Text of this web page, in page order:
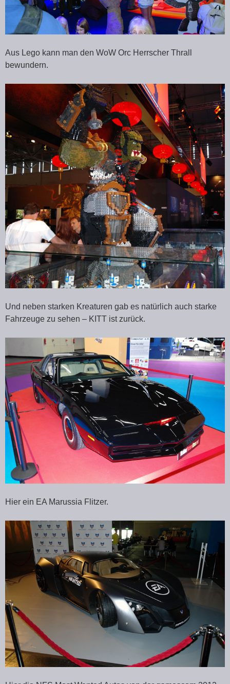
Aus Lego kann man den WoW Orc Herrscher Thrall
bewundern.
Und neben starken Kreaturen gab es natürlich auch starke
Fahrzeuge zu sehen – KITT ist zurück.
Hier ein EA Marussia Flitzer.